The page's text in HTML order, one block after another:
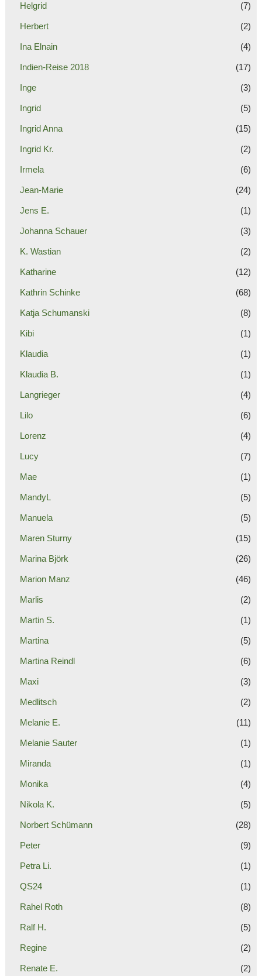
Helgrid (7)
Herbert (2)
Ina Elnain (4)
Indien-Reise 2018 (17)
Inge (3)
Ingrid (5)
Ingrid Anna (15)
Ingrid Kr. (2)
Irmela (6)
Jean-Marie (24)
Jens E. (1)
Johanna Schauer (3)
K. Wastian (2)
Katharine (12)
Kathrin Schinke (68)
Katja Schumanski (8)
Kibi (1)
Klaudia (1)
Klaudia B. (1)
Langrieger (4)
Lilo (6)
Lorenz (4)
Lucy (7)
Mae (1)
MandyL (5)
Manuela (5)
Maren Sturny (15)
Marina Björk (26)
Marion Manz (46)
Marlis (2)
Martin S. (1)
Martina (5)
Martina Reindl (6)
Maxi (3)
Medlitsch (2)
Melanie E. (11)
Melanie Sauter (1)
Miranda (1)
Monika (4)
Nikola K. (5)
Norbert Schümann (28)
Peter (9)
Petra Li. (1)
QS24 (1)
Rahel Roth (8)
Ralf H. (5)
Regine (2)
Renate E. (2)